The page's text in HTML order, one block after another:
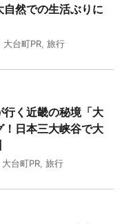
然での生活ぶりに
大台町PR 旅行
く近畿の秘境「大
日本三大峡谷で大
大台町PR 旅行